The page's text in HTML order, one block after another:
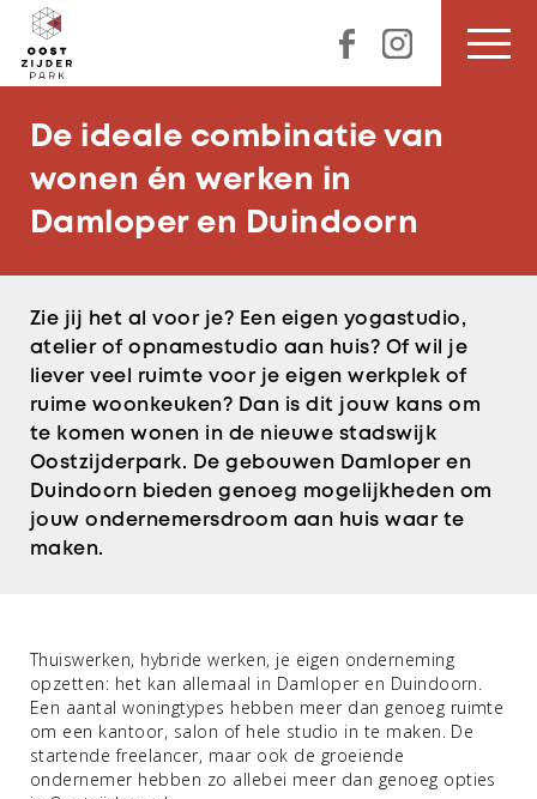
De ideale combinatie van
wonen én werken in
Damloper en Duindoorn
Zie jij het al voor je? Een eigen yogastudio,
atelier of opnamestudio aan huis? Of wil je
liever veel ruimte voor je eigen werkplek of
ruime woonkeuken? Dan is dit jouw kans om
te komen wonen in de nieuwe stadswijk
Oostzijderpark. De gebouwen Damloper en
Duindoorn bieden genoeg mogelijkheden om
jouw ondernemersdroom aan huis waar te
maken.
Thuiswerken, hybride werken, je eigen onderneming
opzetten: het kan allemaal in Damloper en Duindoorn.
Een aantal woningtypes hebben meer dan genoeg ruimte
om een kantoor, salon of hele studio in te maken. De
startende freelancer, maar ook de groeiende
ondernemer hebben zo allebei meer dan genoeg opties